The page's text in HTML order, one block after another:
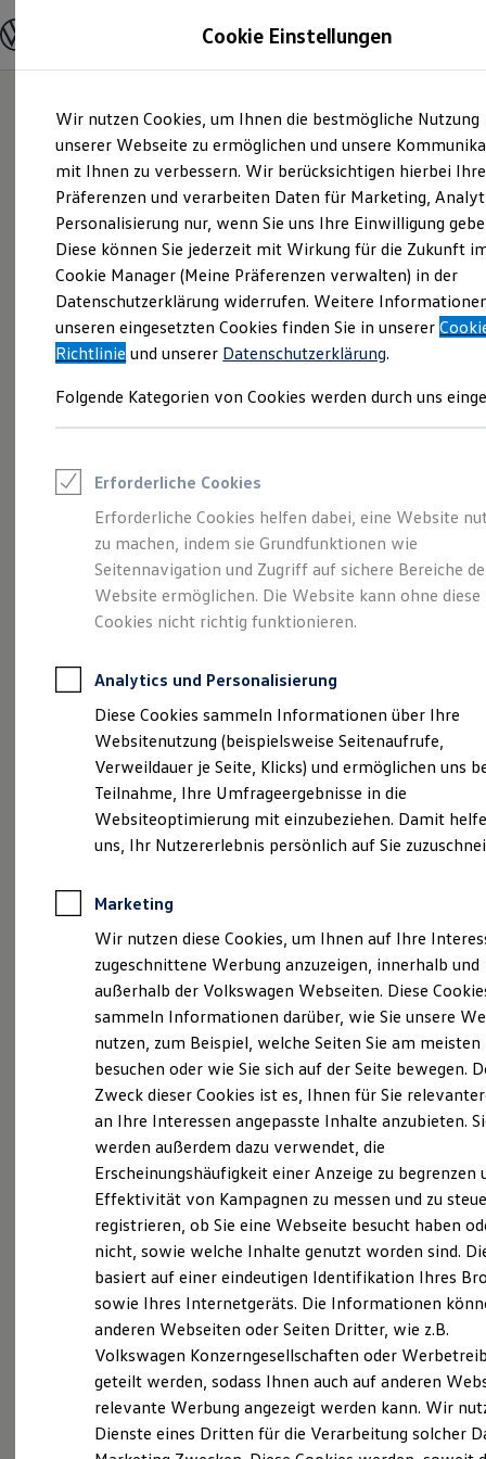
Hauptinhalt
springen
Footer
springen
Modelle und Konfigurator
Modelle vergleichen
Elektroautos
ENERGY Sondermodelle
Nutzfahrzeuge
SUV und CUV
Familienautos
Kombis
Kompaktwagen
Sportwagen
Schnell verfügbare Fahrzeuge
Angebote und Produkte
Aktuelle Angebote
E-Auto-Förderung
Volkswagen Marktplatz
Junge Gebrauchtwagen und Gebrauchtwagen
Saisonangebote
Leasing
Leasing-Angebote
Gebrauchtwagen Leasing
Junge Gebrauchtwagen-Leasing
Elektroauto Leasing
Kleinwagen-Leasing
Leasing ohne Anzahlung
Autokredit mit Schlussrate
Versicherungen und Garantien
Kfz-Versicherung
Restschuldversicherungen
Garantien
Wartungsverträge
Geschäftskunden
Professional Class bei Volkswagen
Großkunden
Behörden
Anpfiff zum Gewinn
Elektroautos
ID. Tutorials
Elektrofahrzeugkonzepte
Reichweite
Reichweite der ID. Modelle
Reichweite im Winter
Laden
Laden unterwegs
Laden Zuhause
Ladezeitensimulator
Batterie
Sicherheit
Garantie und Lebensdauer
Nachhaltigkeit
Technologie
Kosten und Kauf
Verbrauchskosten
Kaufoptionen
E-Auto-Förderung
Software und Konnektivität
Die ID. Software 6
ID. Software Versionen und Updates
Digitale Extras
Schnittstellen zu Ihrem ID.
Volkswagen Economy
Service Rabattaktion
(Impressum & Rechtliches)
Was ist der Economy Service
und wer kann ihn nutzen?
Ältere Volkswagen haben einen anderen
Servicebedarf als neue Fahrzeuge. Der Economy
Service ist speziell für Volkswagen Modelle
entwickelt worden, die älter als vier Jahre sind. Er
bietet Ihnen ein vielfältiges Leistungsspektrum mit
zeitwertgerechtem Service und hoher
Ersatzteilqualität. Die Leistungen sind durch
Fachwissen, Volkswagen Teile und langjährige
Erfahrung genau auf Ihr Fahrzeug abgestimmt und
decken nahezu alle Services ab. Die Preise sind
speziell auf das Alter Ihres Fahrzeugs ausgelegt. Bei
der Durchführung der im Serviceplan
vorgeschriebenen Leistungen wird auch die LongLife
Cookie Einstellungen
Wir nutzen Cookies, um Ihnen die bestmögliche Nutzung
unserer Webseite zu ermöglichen und unsere
mit Ihnen zu verbessern. Wir berücksichtigen hierbei Ihre
Präferenzen und verarbeiten Daten für Marketing,
Personalisierung nur, wenn Sie uns Ihre Einwilligung
Diese können Sie jederzeit mit Wirkung für die Zukunft
Cookie Manager (Meine Präferenzen verwalten) in der
Datenschutzerklärung widerrufen. Weitere
unseren eingesetzten Cookies finden Sie in unserer
Richtlinie und unserer Datenschutzerklärung.
Folgende Kategorien von Cookies werden durch uns
Erforderliche Cookies
Erforderliche Cookies helfen dabei, eine Website
zu machen, indem sie Grundfunktionen wie
Seitennavigation und Zugriff auf sichere Bereiche
Website ermöglichen. Die Website kann ohne diese
Cookies nicht richtig funktionieren.
Analytics und Personalisierung
Diese Cookies sammeln Informationen über Ihre
Websitenutzung (beispielsweise Seitenaufrufe,
Verweildauer je Seite, Klicks) und ermöglichen uns
Teilnahme, Ihre Umfrageergebnisse in die
Websiteoptimierung mit einzubeziehen. Damit
uns, Ihr Nutzererlebnis persönlich auf Sie
Marketing
Wir nutzen diese Cookies, um Ihnen auf Ihre
zugeschnittene Werbung anzuzeigen, innerhalb und
außerhalb der Volkswagen Webseiten. Diese
sammeln Informationen darüber, wie Sie unsere
nutzen, zum Beispiel, welche Seiten Sie am meisten
besuchen oder wie Sie sich auf der Seite bewegen.
Zweck dieser Cookies ist es, Ihnen für Sie
an Ihre Interessen angepasste Inhalte anzubieten.
werden außerdem dazu verwendet, die
Erscheinungshäufigkeit einer Anzeige zu begrenzen
Effektivität von Kampagnen zu messen und zu
registrieren, ob Sie eine Webseite besucht haben
nicht, sowie welche Inhalte genutzt worden sind.
basiert auf einer eindeutigen Identifikation Ihres
sowie Ihres Internetgeräts. Die Informationen
anderen Webseiten oder Seiten Dritter, wie z.B.
Volkswagen Konzerngesellschaften oder
geteilt werden, sodass Ihnen auch auf anderen
relevante Werbung angezeigt werden kann. Wir
Dienste eines Dritten für die Verarbeitung solcher